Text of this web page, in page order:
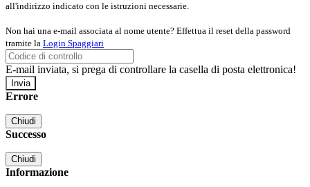
all'indirizzo indicato con le istruzioni necessarie.
Non hai una e-mail associata al nome utente? Effettua il reset della password
tramite la Login Spaggiari
E-mail inviata, si prega di controllare la casella di posta elettronica!
Errore
Chiudi
Successo
Chiudi
Informazione